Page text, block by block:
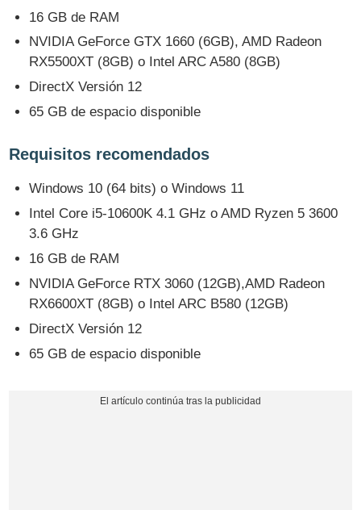
16 GB de RAM
NVIDIA GeForce GTX 1660 (6GB), AMD Radeon
RX5500XT (8GB) o Intel ARC A580 (8GB)
DirectX Versión 12
65 GB de espacio disponible
Requisitos recomendados
Windows 10 (64 bits) o Windows 11
Intel Core i5-10600K 4.1 GHz o AMD Ryzen 5 3600
3.6 GHz
16 GB de RAM
NVIDIA GeForce RTX 3060 (12GB),AMD Radeon
RX6600XT (8GB) o Intel ARC B580 (12GB)
DirectX Versión 12
65 GB de espacio disponible